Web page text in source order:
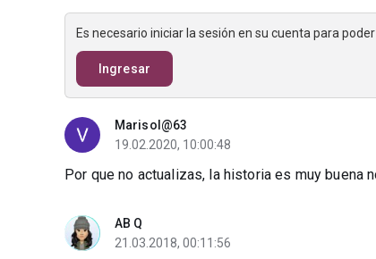
Es necesario iniciar la sesión en su cuenta para
Ingresar
Marisol@63
19.02.2020, 10:00:48
Por que no actualizas, la historia es muy buena
AB Q
21.03.2018, 00:11:56